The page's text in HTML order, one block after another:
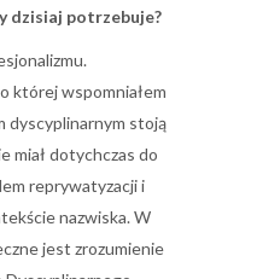
dzisiaj potrzebuje?
której wspomniałem
dyscyplinarnym stoją
miał dotychczas do
reprywatyzacji i
nazwiska. W
jest zrozumienie